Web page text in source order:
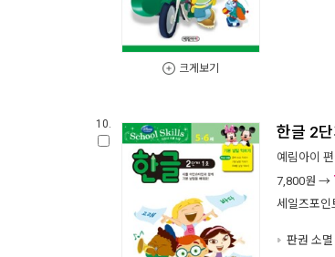
크게보기
10. 한글 2
예림아이
7,800원 →
세일즈포인
판권 소